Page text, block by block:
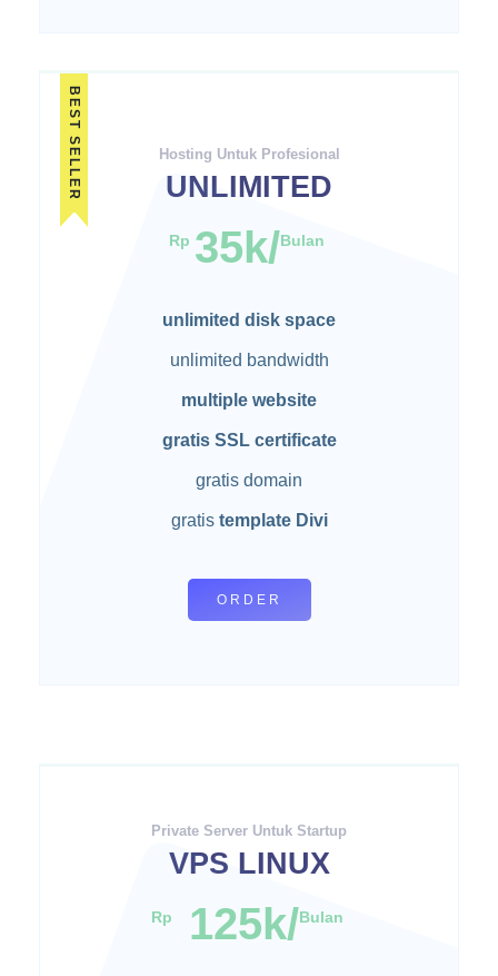
BEST SELLER Hosting Untuk Profesional
UNLIMITED
Rp 35k/Bulan
unlimited disk space
unlimited bandwidth
multiple website
gratis SSL certificate
gratis domain
gratis template Divi
ORDER
Private Server Untuk Startup
VPS LINUX
Rp 125k/Bulan